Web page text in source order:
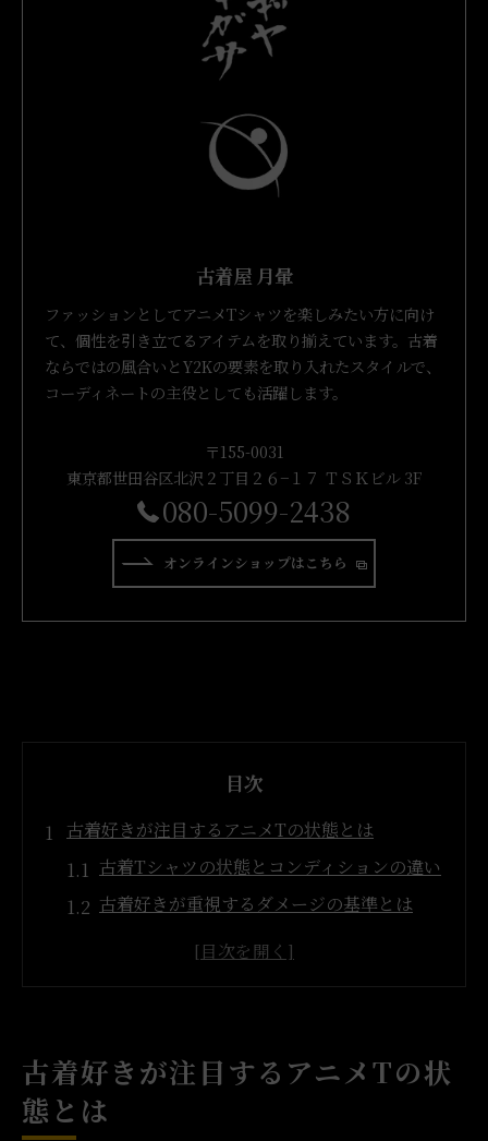
古着屋 月暈
ファッションとしてアニメTシャツを楽しみたい方に向け
て、個性を引き立てるアイテムを取り揃えています。古着
ならではの風合いとY2Kの要素を取り入れたスタイルで、
コーディネートの主役としても活躍します。
〒155-0031
東京都世田谷区北沢２丁目２６−１７ ＴＳＫビル 3F
080-5099-2438
オンラインショップはこちら
目次
古着好きが注目するアニメTの状態とは
古着Tシャツの状態とコンディションの違い
古着好きが重視するダメージの基準とは
アニメT古着の状態評価ポイント解説
古着Tの風合いや色落ちを楽しむポイント
アニメT古着の個性を生かす着こなし術
古着好きが注目するアニメTの状
態とは